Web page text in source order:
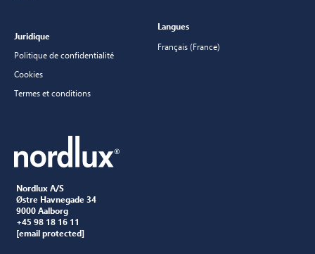
Nordlux A/S
Østre Havnegade 34
9000 Aalborg
+45 98 18 16 11
[email protected]
Juridique
Politique de confidentialité
Cookies
Termes et conditions
Langues
Français (France)